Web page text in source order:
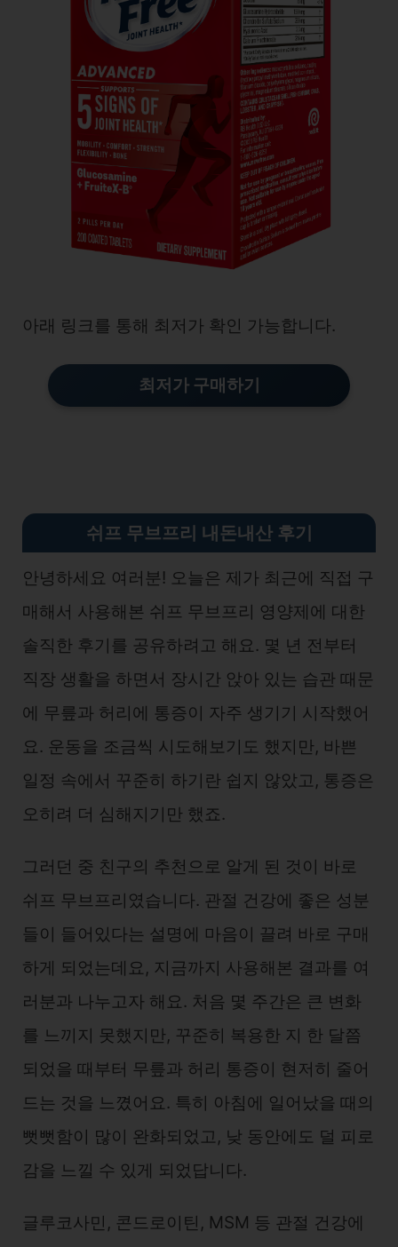
아래 링크를 통해 최저가 확인 가능합니다.
최저가 구매하기
쉬프 무브프리 내돈내산 후기
안녕하세요 여러분! 오늘은 제가 최근에 직접 구
매해서 사용해본 쉬프 무브프리 영양제에 대한
솔직한 후기를 공유하려고 해요. 몇 년 전부터
직장 생활을 하면서 장시간 앉아 있는 습관 때문
에 무릎과 허리에 통증이 자주 생기기 시작했어
요. 운동을 조금씩 시도해보기도 했지만, 바쁜
일정 속에서 꾸준히 하기란 쉽지 않았고, 통증은
오히려 더 심해지기만 했죠.
그러던 중 친구의 추천으로 알게 된 것이 바로
쉬프 무브프리였습니다. 관절 건강에 좋은 성분
들이 들어있다는 설명에 마음이 끌려 바로 구매
하게 되었는데요, 지금까지 사용해본 결과를 여
러분과 나누고자 해요. 처음 몇 주간은 큰 변화
를 느끼지 못했지만, 꾸준히 복용한 지 한 달쯤
되었을 때부터 무릎과 허리 통증이 현저히 줄어
드는 것을 느꼈어요. 특히 아침에 일어났을 때의
뻣뻣함이 많이 완화되었고, 낮 동안에도 덜 피로
감을 느낄 수 있게 되었답니다.
글루코사민, 콘드로이틴, MSM 등 관절 건강에